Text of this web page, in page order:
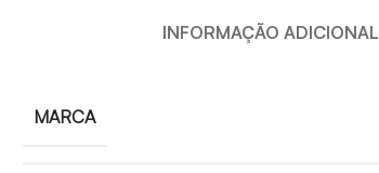
INFORMAÇÃO ADICIONAL
MARCA